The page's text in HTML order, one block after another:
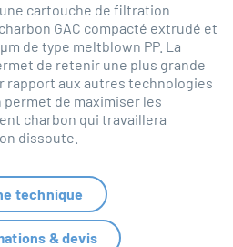
une cartouche de filtration
GAC compacté extrudé et
de type meltblown PP. La
de retenir une plus grande
rapport aux autres technologies
de maximiser les
charbon qui travaillera
dissoute.
technique
& devis